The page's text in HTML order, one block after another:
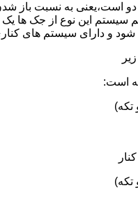
دو است،یعنی به نسبت باز
سیستم این نوع از جک ها
و دارای سیستم های
است:
تکه)
تکه)